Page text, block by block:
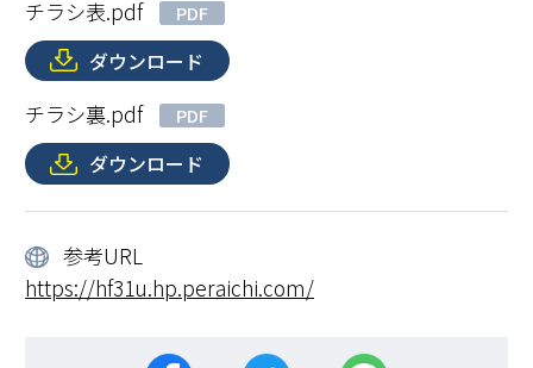
チラシ表.pdf PDF
ダウンロード
チラシ裏.pdf PDF
ダウンロード
参考URL
https://hf31u.hp.peraichi.com/